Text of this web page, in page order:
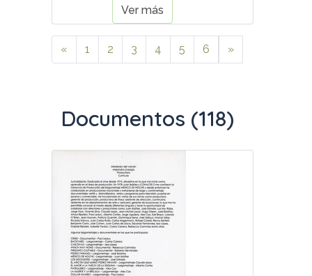
Ver más
« 1 2 3 4 5 6 »
Documentos (118)